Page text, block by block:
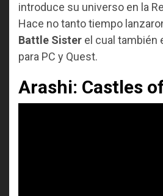
introduce su universo en la
Hace no tanto tiempo
Battle Sister el cual también
para PC y Quest.
Arashi: Castles